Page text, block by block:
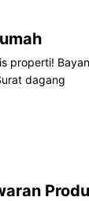
properti!
dagang